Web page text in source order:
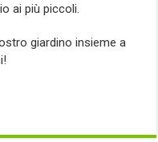
ai più piccoli.
giardino insieme a